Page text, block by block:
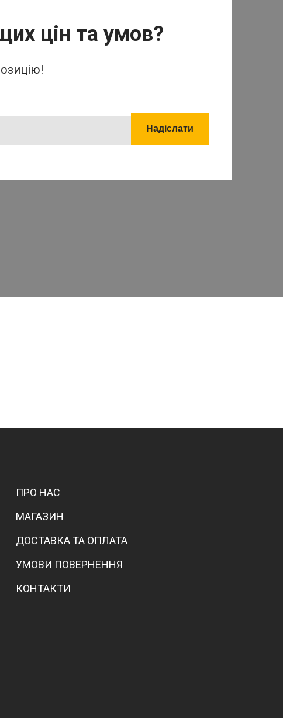
цін та умов?
Надіслати
ПРО НАС
МАГАЗИН
ДОСТАВКА ТА ОПЛАТА
УМОВИ ПОВЕРНЕННЯ
КОНТАКТИ